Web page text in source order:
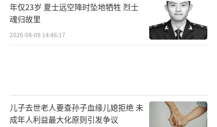
年仅23岁 夏士远空降时坠地牺牲 烈士
魂归故里
2026-08-09 14:46:17
儿子去世老人要查孙子血缘儿媳拒绝 未
成年人利益最大化原则引发争议